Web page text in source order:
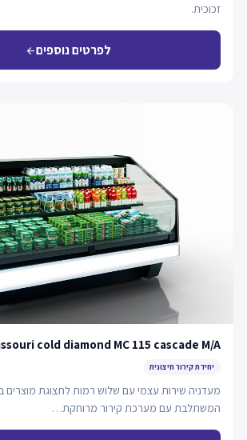
זכוכית.
לפרטים נוספיםarrow_back
cold diamond MC 115 cascade M/A
יחידת קירור חיצונית
מעדניה שירות עצמי עם שלוש רמות לתצוגת מוצרים
המשתלבת עם מערכת קירור מרוחקת…